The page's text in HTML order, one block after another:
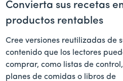
Convierta sus recetas
productos rentables
Cree versiones reutilizadas de
contenido que los lectores
comprar, como listas de control,
planes de comidas o libros de